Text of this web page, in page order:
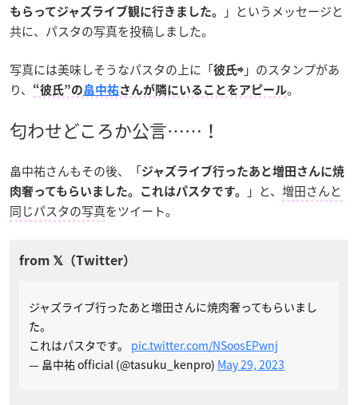
もらってジャズライブ観に行きました。
」というメッセージと
共に、パスタの写真を投稿しました。
写真には美味しそうなパスタの上に「彼氏⇨ 」のスタンプがあ
り、
“彼氏”の畠中祐さんが隣にいることをアピール。
匂わせどころか公言……！
畠中祐さんもその後、「ジャズライブ行ったあと増田さんに焼
肉奢ってもらいました。これはパスタです。
」と、 増田さんと
同じパスタの写真をツイート。
ジャズライブ行ったあと増田さんに焼肉奢ってもらいまし
た。
これはパスタです。 pic.twitter.com/NSoosEPwnj
— 畠中祐 official (@tasuku_kenpro) May 29, 2023